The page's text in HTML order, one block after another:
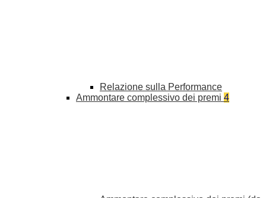
Relazione sulla Performance
Ammontare complessivo dei premi 4